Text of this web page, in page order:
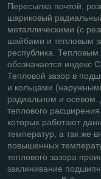
Пересылка почтой,
шариковый
металлическими (с
шайбами и тепловым
республика.
обозначается индекс
Тепловой зазор в
и кольцами
радиальном и осевом.
теплового расширения
которых работают
температур, а так же
повышенных
теплового зазора
заклинивание